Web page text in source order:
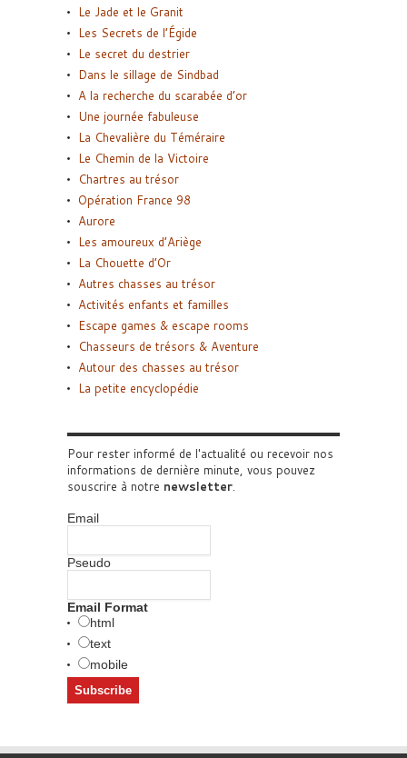
Le Jade et le Granit
Les Secrets de l’Égide
Le secret du destrier
Dans le sillage de Sindbad
A la recherche du scarabée d’or
Une journée fabuleuse
La Chevalière du Téméraire
Le Chemin de la Victoire
Chartres au trésor
Opération France 98
Aurore
Les amoureux d’Ariège
La Chouette d’Or
Autres chasses au trésor
Activités enfants et familles
Escape games & escape rooms
Chasseurs de trésors & Aventure
Autour des chasses au trésor
La petite encyclopédie
Pour rester informé de l'actualité ou recevoir nos
informations de dernière minute, vous pouvez
souscrire à notre newsletter
Email
Pseudo
Email Format
html
text
mobile